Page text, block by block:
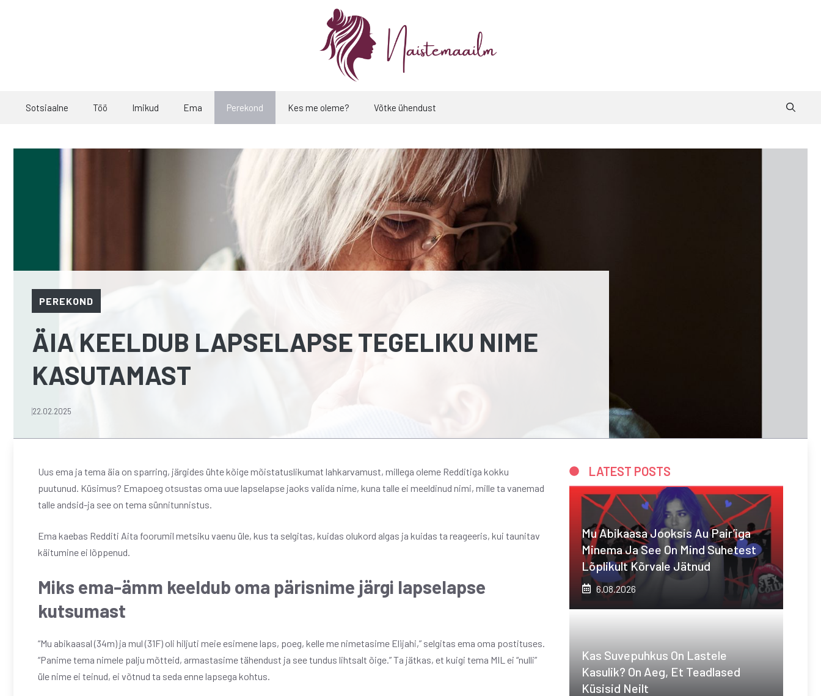
Sotsiaalne Töö Imikud Ema Perekond Kes me oleme? Võtke ühendust
PEREKOND
ÄIA KEELDUB LAPSELAPSE TEGELIKU NIME
KASUTAMAST
22.02.2025
Uus ema ja tema äia on sparring, järgides ühte kõige mõistatuslikumat lahkarvamust, millega oleme Redditiga kokku
puutunud. Küsimus? Emapoeg otsustas oma uue lapselapse jaoks valida nime, kuna talle ei meeldinud nimi, mille ta vanemad
talle andsid-ja see on tema sünnitunnistus.
Ema kaebas Redditi Aita foorumil metsiku vaenu üle, kus ta selgitas, kuidas olukord algas ja kuidas ta reageeris, kui taunitav
käitumine ei lõppenud.
Miks ema-ämm keeldub oma pärisnime järgi lapselapse
kutsumast
“Mu abikaasal (34m) ja mul (31F) oli hiljuti meie esimene laps, poeg, kelle me nimetasime Elijahi,” selgitas ema oma postituses.
“Panime tema nimele palju mõtteid, armastasime tähendust ja see tundus lihtsalt õige.” Ta jätkas, et kuigi tema MIL ei “nulli”
üle nime ei teinud, ei võtnud ta seda enne lapsega kohtus.
LATEST POSTS
Mu Abikaasa Jooksis Au Pair’iga
Minema Ja See On Mind Suhetest
Lõplikult Kõrvale Jätnud
6.08.2026
Kas Suvepuhkus On Lastele
Kasulik? On Aeg, Et Teadlased
Küsisid Neilt